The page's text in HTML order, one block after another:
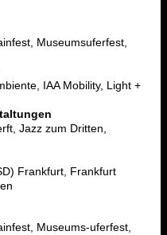
Museumsuferfest,
IAA Mobility, Light +
Jazz zum Dritten,
Frankfurt, Frankfurt
Museums-uferfest,